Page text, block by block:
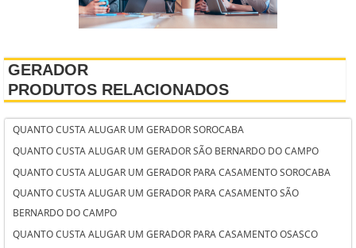
GERADOR
PRODUTOS RELACIONADOS
QUANTO CUSTA ALUGAR UM GERADOR SOROCABA
QUANTO CUSTA ALUGAR UM GERADOR SÃO BERNARDO DO CAMPO
QUANTO CUSTA ALUGAR UM GERADOR PARA CASAMENTO SOROCABA
QUANTO CUSTA ALUGAR UM GERADOR PARA CASAMENTO SÃO
BERNARDO DO CAMPO
QUANTO CUSTA ALUGAR UM GERADOR PARA CASAMENTO OSASCO